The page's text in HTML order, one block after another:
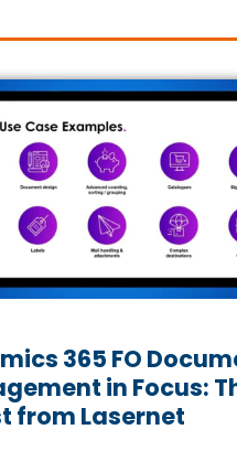
365 FO
in Focus:
from Lasernet